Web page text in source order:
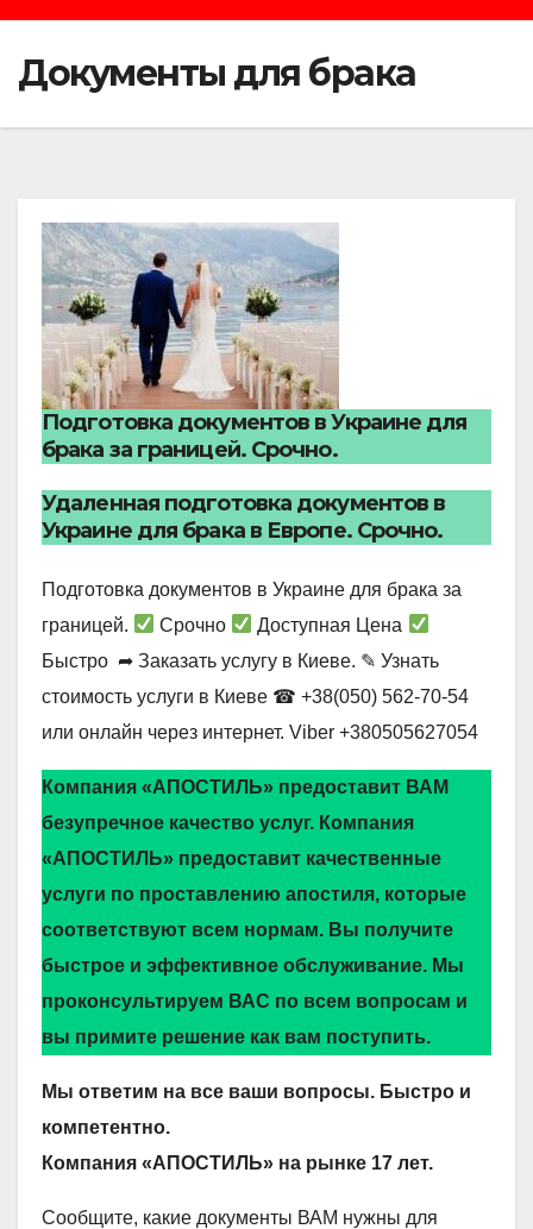
Документы для брака
Подготовка документов в Украине для
брака за границей. Срочно.
Удаленная подготовка документов в
Украине для брака в Европе. Срочно.
Подготовка документов в Украине для брака за
границей.
Срочно
Доступная Цена
Быстро ➦ Заказать услугу в Киеве. ✎ Узнать
стоимость услуги в Киеве ☎ +38(050) 562-70-54
или онлайн через интернет. Viber +380505627054
Компания «АПОСТИЛЬ» предоставит ВАМ
безупречное качество услуг. Компания
«АПОСТИЛЬ» предоставит качественные
услуги по проставлению апостиля, которые
соответствуют всем нормам. Вы получите
быстрое и эффективное обслуживание. Мы
проконсультируем ВАС по всем вопросам и
вы примите решение как вам поступить.
Мы ответим на все ваши вопросы. Быстро и
компетентно.
Компания «АПОСТИЛЬ» на рынке 17 лет.
Сообщите, какие документы ВАМ нужны для